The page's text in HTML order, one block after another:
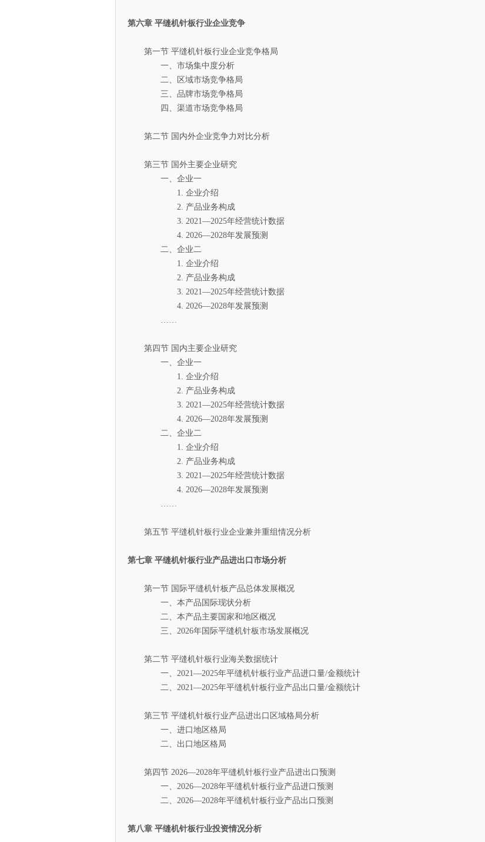
第六章 平缝机针板行业企业竞争
第一节 平缝机针板行业企业竞争格局
一、市场集中度分析
二、区域市场竞争格局
三、品牌市场竞争格局
四、渠道市场竞争格局
第二节 国内外企业竞争力对比分析
第三节 国外主要企业研究
一、企业一
1. 企业介绍
2. 产品业务构成
3. 2021—2025年经营统计数据
4. 2026—2028年发展预测
二、企业二
1. 企业介绍
2. 产品业务构成
3. 2021—2025年经营统计数据
4. 2026—2028年发展预测
……
第四节 国内主要企业研究
一、企业一
1. 企业介绍
2. 产品业务构成
3. 2021—2025年经营统计数据
4. 2026—2028年发展预测
二、企业二
1. 企业介绍
2. 产品业务构成
3. 2021—2025年经营统计数据
4. 2026—2028年发展预测
……
第五节 平缝机针板行业企业兼并重组情况分析
第七章 平缝机针板行业产品进出口市场分析
第一节 国际平缝机针板产品总体发展概况
一、本产品国际现状分析
二、本产品主要国家和地区概况
三、2026年国际平缝机针板市场发展概况
第二节 平缝机针板行业海关数据统计
一、2021—2025年平缝机针板行业产品进口量/金额统计
二、2021—2025年平缝机针板行业产品出口量/金额统计
第三节 平缝机针板行业产品进出口区域格局分析
一、进口地区格局
二、出口地区格局
第四节 2026—2028年平缝机针板行业产品进出口预测
一、2026—2028年平缝机针板行业产品进口预测
二、2026—2028年平缝机针板行业产品出口预测
第八章 平缝机针板行业投资情况分析